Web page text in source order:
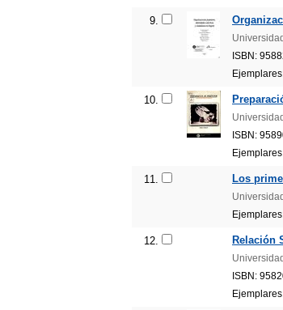
9.
ISBN:
10.
ISBN:
11. Los
12. Relación
ISBN: